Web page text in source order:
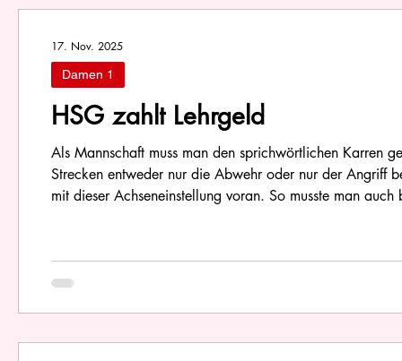
HSG zahlt Lehrgeld
Als Mannschaft muss man den sprichwörtlichen Karren
Strecken entweder nur die Abwehr oder nur der Angriff
mit dieser Achseneinstellung voran. So musste man
Damen 1
17. Nov. 2025